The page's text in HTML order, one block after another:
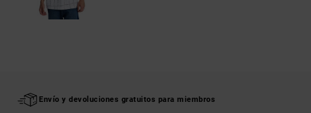
Envío y devoluciones gratuitos para miembros